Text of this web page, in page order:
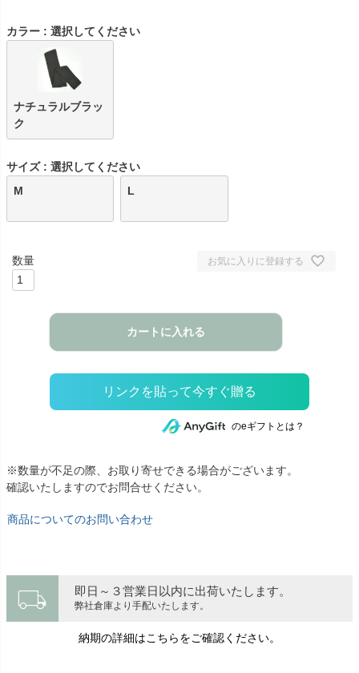
カラー 選択してください
ナチュラルブラッ
ク
サイズ
選択してください
M
L
お気に入りに登録する
カートに入れる
のeギフトとは？
※数量が不足の際、お取り寄せできる場合がございます。
確認いたしますのでお問合せください。
商品についてのお問い合わせ
local_shipping 即日～３営業日以内に出荷いたします。
弊社倉庫より手配いたします。
納期の詳細はこちらをご確認ください。